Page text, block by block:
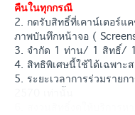
คืนในทุกกรณี
2. กดรับสิทธิ์ที่เคาน์เตอร์แ
ภาพบันทึกหน้าจอ (
3. จำกัด 1 ท่าน/ 1 สิทธิ์/
4. สิทธิพิเศษนี้ใช้ได้เฉพาะ
5. ระยะเวลาการร่วมราย
6. สงวนสิทธิ์งดให้บริการ